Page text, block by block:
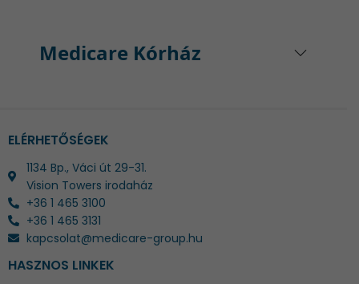
Medicare Kórház
ELÉRHETŐSÉGEK
1134 Bp., Váci út 29-31.
Vision Towers irodaház
+36 1 465 3100
+36 1 465 3131
kapcsolat@medicare-group.hu
HASZNOS LINKEK